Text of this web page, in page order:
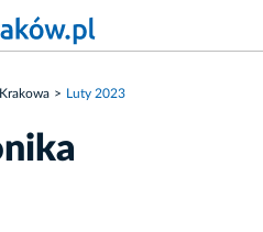
Luty 2023